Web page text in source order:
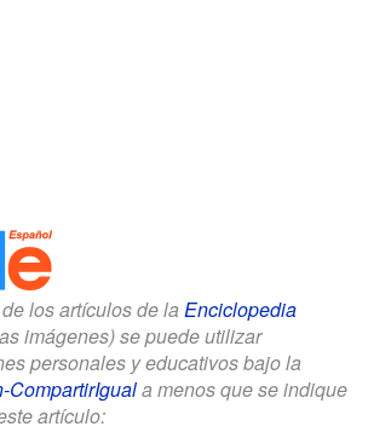
los artículos de la Enciclopedia
imágenes) se puede utilizar
personales y educativos bajo la
CompartirIguala menos que se indique
artículo: